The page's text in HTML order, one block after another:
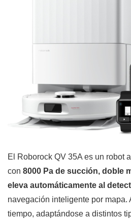
El Roborock QV 35A es un robot
con 8000 Pa de succión, doble
eleva automáticamente al
navegación inteligente por mapa.
tiempo, adaptándose a distintos